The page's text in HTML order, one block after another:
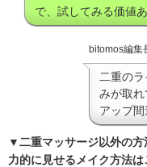
で、試してみる価値
bitomos編集
二重の
みが取れ
アップ
▼二重マッサージ以外の
力的に見せるメイク方法